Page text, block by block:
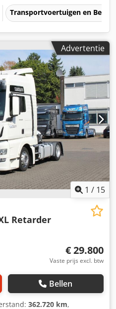
Transportvoertuigen en
Advertentie
1 / 15
Retarder
€ 29.800
Vaste prijs excl. btw
Bellen
362.720 km,